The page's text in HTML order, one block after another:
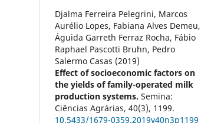
Djalma Ferreira Pelegrini, Marcos
Aurélio Lopes, Fabiana Alves Demeu,
Águida Garreth Ferraz Rocha, Fábio
Raphael Pascotti Bruhn, Pedro
Salermo Casas (2019)
Effect of socioeconomic factors on
the yields of family-operated milk
production systems.Semina:
Ciências Agrárias,40(3), 1199.
10.5433/1679-0359.2019v40n3p1199